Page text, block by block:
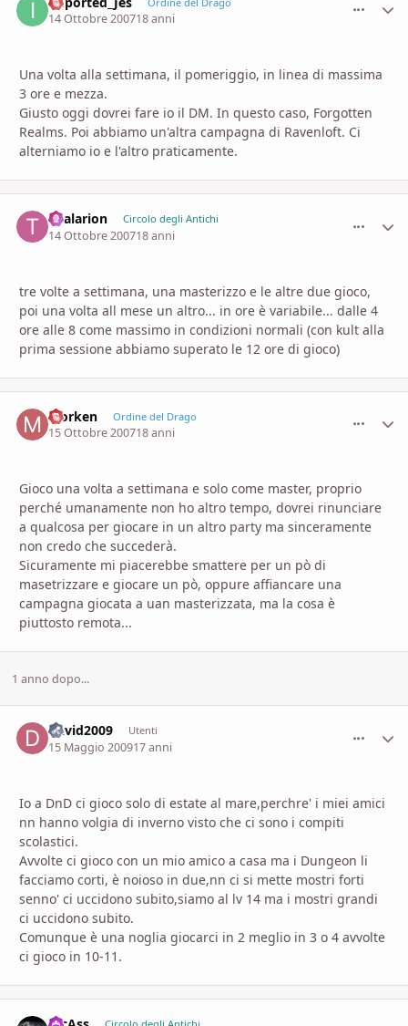
14 Ottobre 200718 anni
Una volta alla settimana, il pomeriggio, in linea di massima
3 ore e mezza.
Giusto oggi dovrei fare io il DM. In questo caso, Forgotten
Realms. Poi abbiamo un'altra campagna di Ravenloft. Ci
alterniamo io e l'altro praticamente.
Thalarion Circolo degli Antichi
14 Ottobre 200718 anni
tre volte a settimana, una masterizzo e le altre due gioco,
poi una volta all mese un altro... in ore è variabile... dalle 4
ore alle 8 come massimo in condizioni normali (con kult alla
prima sessione abbiamo superato le 12 ore di gioco)
Morken Ordine del Drago
15 Ottobre 200718 anni
Gioco una volta a settimana e solo come master, proprio
perché umanamente non ho altro tempo, dovrei rinunciare
a qualcosa per giocare in un altro party ma sinceramente
non credo che succederà.
Sicuramente mi piacerebbe smattere per un pò di
masetrizzare e giocare un pò, oppure affiancare una
campagna giocata a uan masterizzata, ma la cosa è
piuttosto remota...
1 anno dopo...
David2009 Utenti
15 Maggio 200917 anni
Io a DnD ci gioco solo di estate al mare,perchre' i miei amici
nn hanno volgia di inverno visto che ci sono i compiti
scolastici.
Avvolte ci gioco con un mio amico a casa ma i Dungeon li
facciamo corti, è noioso in due,nn ci si mette mostri forti
senno' ci uccidono subito,siamo al lv 14 ma i mostri grandi
ci uccidono subito.
Comunque è una noglia giocarci in 2 meglio in 3 o 4 avvolte
ci gioco in 10-11.